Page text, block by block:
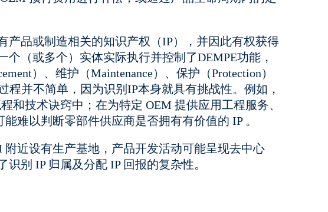
品或制造相关的知识产权（IP），并因此有权获得
（或多个）实体实际执行并控制了DEMPE功能，
）、维护（Maintenance）、保护（Protection）
并不简单，因为识别IP本身就具有挑战性。例如，
和技术诀窍中；在为特定 OEM 提供应用工程服务、
难以判断零部件供应商是否拥有有价值的 IP 。
近设有生产基地，产品开发活动可能呈现去中心
别 IP 归属及分配 IP 回报的复杂性。